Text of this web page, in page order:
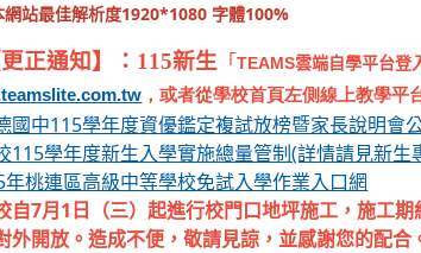
網站最佳解析度1920*1080 字體100%
更正通知】：115新生 「TEAMS雲端自學平台登
，或者從學校首頁左側線上教學平
國中115學年度資優鑑定複試放榜暨家長說明會
115學年度新生入學實施總量管制(詳情請見新生
年桃連區高級中等學校免試入學作業入口網
自7月1日（三）起進行校門口地坪施工，施工
外開放。造成不便，敬請見諒，並感謝您的配合